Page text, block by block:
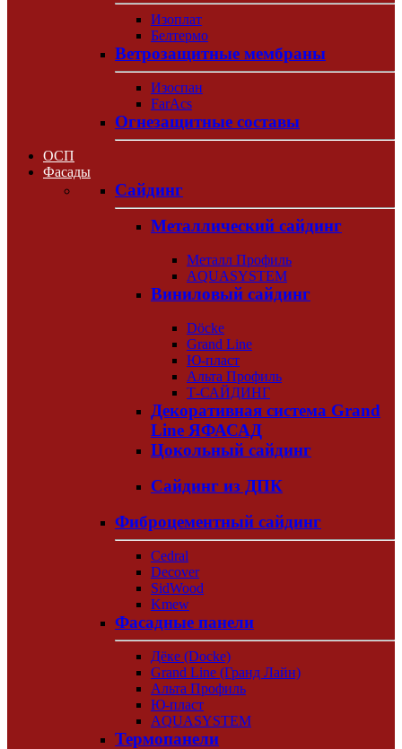
Изоплат
Белтермо
Ветрозащитные мембраны
Изоспан
FarAcs
Огнезащитные составы
ОСП
Фасады
Сайдинг
Металлический сайдинг
Металл Профиль
AQUASYSTEM
Виниловый сайдинг
Döcke
Grand Line
Ю-пласт
Альта Профиль
Т-САЙДИНГ
Декоративная система Grand
Line ЯФАСАД
Цокольный сайдинг
Сайдинг из ДПК
Фиброцементный сайдинг
Cedral
Decover
SidWood
Kmew
Фасадные панели
Дёке (Docke)
Grand Line (Гранд Лайн)
Альта Профиль
Ю-пласт
AQUASYSTEM
Термопанели